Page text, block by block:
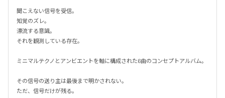
聞こえない信号を受信。
知覚のズレ。
漂流する意識。
それを観測している存在。
ミニマルテクノとアンビエントを軸に構成された6曲のコンセプトアルバム。
その信号の送り主は最後まで明かされない。
ただ、信号だけが残る。